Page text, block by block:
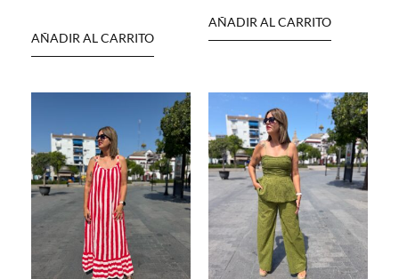
AÑADIR AL CARRITO
AÑADIR AL CARRITO